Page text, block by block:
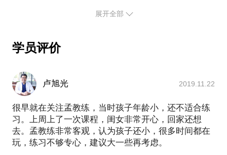
渐进的加强运动强度。从而达到训练效果最大化。请
问现在有几个家长能指导孩子做正确的动作？例如，
如何做一个俯卧撑。要求和标准到底是什么？我为什
么要做俯卧撑？一次要做几个？我要做几组？那我应
该休息间隔多久？这些都是专业化的问题，我们来解
决。如果动作拿不准，一定不要乱做，免得孩子从小
时候就有一些伤病隐患！
泉，李景亮。ckf冠军刘连杰认证并颁发）
自创研究kid boxing儿童体系课程
擅长初学者教学，错误动作矫正，教学方式风趣幽
默，广受好评。
于2016.1月～2月在team quest综合格斗馆学习泰拳、
综合格斗
北京拳馆争霸赛第四季 五战全胜 赢得65KG拳击冠军
斗阵俱乐部（斗阵调频）
展开全部
学员评价
卢旭光 2019.11.22
很早就在关注孟教练，当时孩子年龄小，还不适合练
习。上周上了一次课程，闺女非常开心，回家还想
去。孟教练非常客观，认为孩子还小，很多时间都在
玩，练习不够专心，建议大一些再考虑。